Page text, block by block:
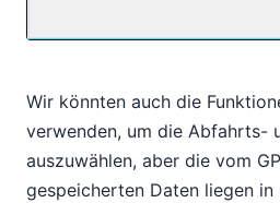
Wir könnten auch die
verwenden, um die Abfahrts-
auszuwählen, aber die vom
gespeicherten Daten liegen in